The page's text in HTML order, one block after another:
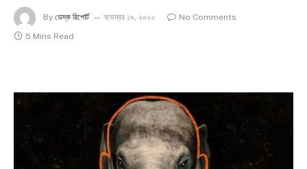
By ডেস্ক রিপোর্ট নভেম্বর ১৯, ২০২২
No Comments
5 Mins Read